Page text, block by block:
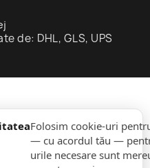
Folosim cookie-uri
— cu acordul tău —
urile necesare sunt
de: DHL, GLS, UPS
expand_more